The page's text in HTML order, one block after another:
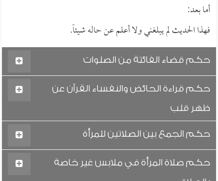
أما بعد:
فهذا الحديث لم يبلغني ولا أعلم عن حاله شيئاً.
حكم قضاء الفائتة من الصلوات
حكم قراءة الحائض والنفساء القرآن عن
ظهر قلب
حكم الجمع بين الصلاتين للمرأة
حكم صلاة المرأة في ملابس غير خاصة